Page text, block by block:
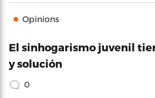
Opinions
El sinhogarismo juvenil
y solución
0